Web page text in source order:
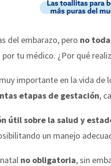
del embarazo, pero no
tu médico. ¿Por qué
importante en la vida de
etapas de gestación,
útil sobre la salud y
un manejo
no obligatoria, sin